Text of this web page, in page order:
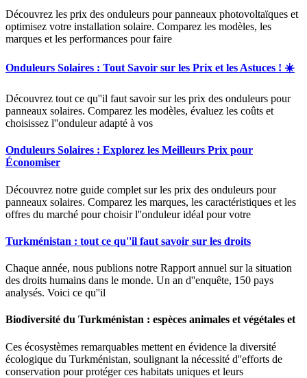
Découvrez les prix des onduleurs pour panneaux photovoltaïques et
optimisez votre installation solaire. Comparez les modèles, les
marques et les performances pour faire
Onduleurs Solaires : Tout Savoir sur les Prix et les Astuces ! ☀️
Découvrez tout ce qu''il faut savoir sur les prix des onduleurs pour
panneaux solaires. Comparez les modèles, évaluez les coûts et
choisissez l''onduleur adapté à vos
Onduleurs Solaires : Explorez les Meilleurs Prix pour
Économiser
Découvrez notre guide complet sur les prix des onduleurs pour
panneaux solaires. Comparez les marques, les caractéristiques et les
offres du marché pour choisir l''onduleur idéal pour votre
Turkménistan : tout ce qu''il faut savoir sur les droits
Chaque année, nous publions notre Rapport annuel sur la situation
des droits humains dans le monde. Un an d''enquête, 150 pays
analysés. Voici ce qu''il
Biodiversité du Turkménistan : espèces animales et végétales et
Ces écosystèmes remarquables mettent en évidence la diversité
écologique du Turkménistan, soulignant la nécessité d''efforts de
conservation pour protéger ces habitats uniques et leurs